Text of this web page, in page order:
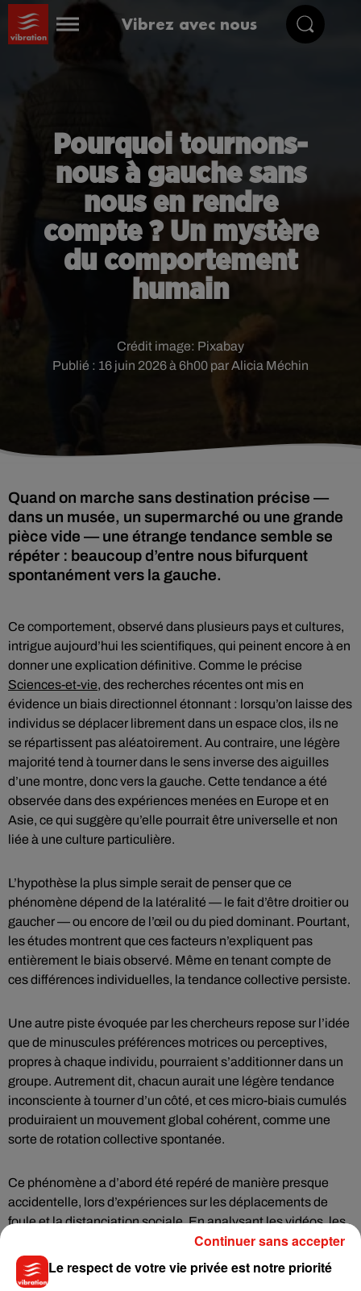
Vibrez avec nous
Pourquoi tournons-
nous à gauche sans
nous en rendre
compte ? Un mystère
du comportement
humain
Publié : 16 juin 2026 à 6h00 par Alicia Méchin
Crédit image: Pixabay
Quand on marche sans destination précise —
dans un musée, un supermarché ou une grande
pièce vide — une étrange tendance semble se
répéter : beaucoup d’entre nous bifurquent
spontanément vers la gauche.
Ce comportement, observé dans plusieurs pays et cultures,
intrigue aujourd’hui les scientifiques, qui peinent encore à en
donner une explication définitive. Comme le précise
Sciences-et-vie, des recherches récentes ont mis en
évidence un biais directionnel étonnant : lorsqu’on laisse des
individus se déplacer librement dans un espace clos, ils ne
se répartissent pas aléatoirement. Au contraire, une légère
majorité tend à tourner dans le sens inverse des aiguilles
d’une montre, donc vers la gauche. Cette tendance a été
observée dans des expériences menées en Europe et en
Asie, ce qui suggère qu’elle pourrait être universelle et non
liée à une culture particulière.
L’hypothèse la plus simple serait de penser que ce
phénomène dépend de la latéralité — le fait d’être droitier ou
gaucher — ou encore de l’œil ou du pied dominant. Pourtant,
les études montrent que ces facteurs n’expliquent pas
entièrement le biais observé. Même en tenant compte de
ces différences individuelles, la tendance collective persiste.
Une autre piste évoquée par les chercheurs repose sur l’idée
que de minuscules préférences motrices ou perceptives,
propres à chaque individu, pourraient s’additionner dans un
groupe. Autrement dit, chacun aurait une légère tendance
inconsciente à tourner d’un côté, et ces micro-biais cumulés
produiraient un mouvement global cohérent, comme une
sorte de rotation collective spontanée.
Ce phénomène a d’abord été repéré de manière presque
accidentelle, lors d’expériences sur les déplacements de
foule et la distanciation sociale. En analysant les vidéos, les
scientifiques ont remarqué que les trajectoires formaient
systématiquement des spirales dans le même sens, ce qui a
ouvert un nouveau champ d’étude sur l’organisation des
Le respect de votre vie privée est notre priorité
Continuer sans accepter